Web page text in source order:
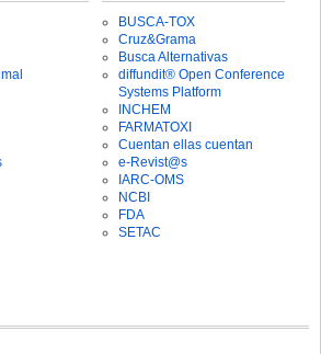
BUSCA-TOX
Cruz&Grama
Busca Alternativas
diffundit® Open Conference
Systems Platform
INCHEM
FARMATOXI
Cuentan ellas cuentan
e-Revist@s
IARC-OMS
NCBI
FDA
SETAC